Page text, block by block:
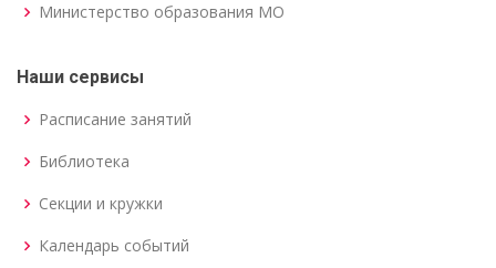
Министерство образования МО
Наши сервисы
Расписание занятий
Библиотека
Секции и кружки
Календарь событий